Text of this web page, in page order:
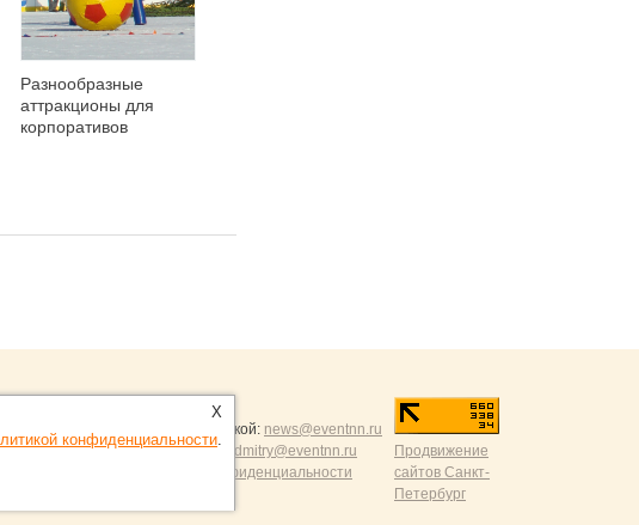
Разнообразные
аттракционы для
корпоративов
портал
релизами и разумной критикой: news@eventnn.ru
информации на сайт: dmitry@eventnn.ru
Соглашение и политика конфиденциальности
Продвижение
сайтов Санкт-
Петербург
X
конфиденциальности.